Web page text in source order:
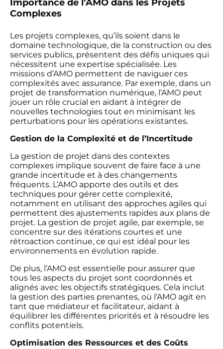
Importance de l’AMO dans les Projets
Complexes
Les projets complexes, qu’ils soient dans le
domaine technologique, de la construction ou des
services publics, présentent des défis uniques qui
nécessitent une expertise spécialisée. Les
missions d’AMO permettent de naviguer ces
complexités avec assurance. Par exemple, dans un
projet de transformation numérique, l’AMO peut
jouer un rôle crucial en aidant à intégrer de
nouvelles technologies tout en minimisant les
perturbations pour les opérations existantes.
Gestion de la Complexité et de l’Incertitude
La gestion de projet dans des contextes
complexes implique souvent de faire face à une
grande incertitude et à des changements
fréquents. L’AMO apporte des outils et des
techniques pour gérer cette complexité,
notamment en utilisant des approches agiles qui
permettent des ajustements rapides aux plans de
projet. La gestion de projet agile, par exemple, se
concentre sur des itérations courtes et une
rétroaction continue, ce qui est idéal pour les
environnements en évolution rapide.
De plus, l’AMO est essentielle pour assurer que
tous les aspects du projet sont coordonnés et
alignés avec les objectifs stratégiques. Cela inclut
la gestion des parties prenantes, où l’AMO agit en
tant que médiateur et facilitateur, aidant à
équilibrer les différentes priorités et à résoudre les
conflits potentiels.
Optimisation des Ressources et des Coûts